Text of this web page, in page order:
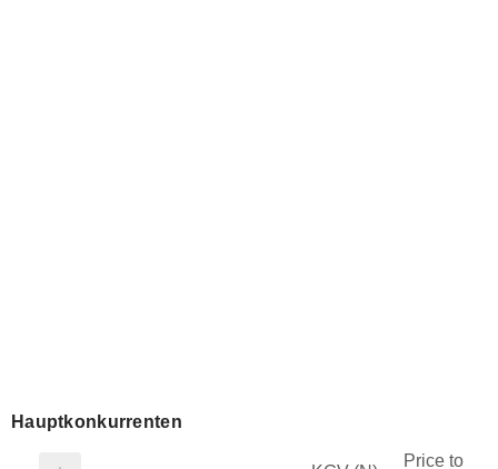
Hauptkonkurrenten
Price to